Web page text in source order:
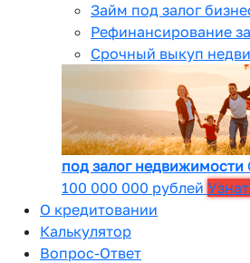
Займ под залог
Рефинансирование
Срочный выкуп
под залог недвижимости
100 000 000 рублей
О кредитовании
Калькулятор
Вопрос-Ответ